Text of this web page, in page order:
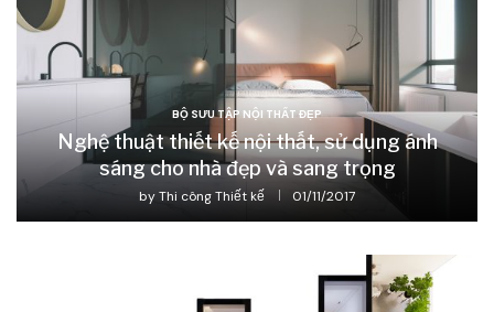
BỘ SƯU TẬP NỘI THẤT ĐẸP
Nghệ thuật thiết kế nội thất, sử dụng ánh
sáng cho nhà đẹp và sang trọng
byThi công Thiết kế 01/11/2017